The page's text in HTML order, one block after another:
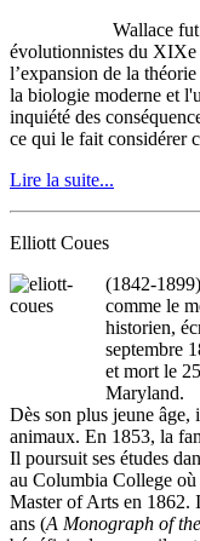
Wallace
évolutionnistes du XIXe
l’expansion de la
la biologie moderne et
inquiété des
ce qui le fait considérer
Lire la suite...
Elliott Coues
(1842-
comme le
historien,
septembre
et mort le
Maryland.
Dès son plus jeune âge,
animaux. En 1853, la
Il poursuit ses études
au Columbia College
Master of Arts en 1862.
ans (A Monograph of